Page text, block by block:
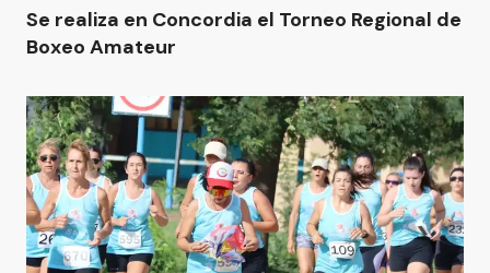
Se realiza en Concordia el Torneo Regional de
Boxeo Amateur